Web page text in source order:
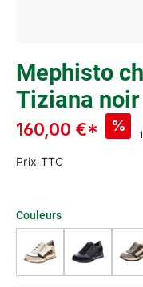
Mephisto
Tiziana noir
160,00 €* %
Prix TTC
Couleurs